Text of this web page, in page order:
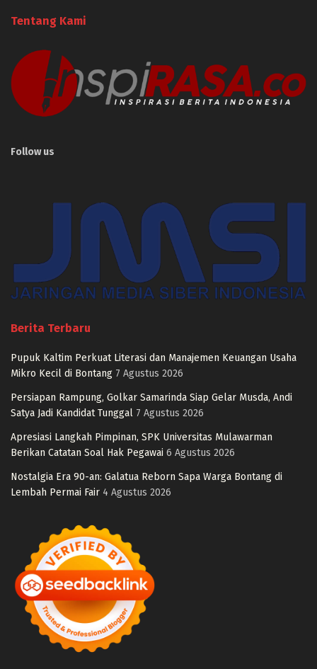
Tentang Kami
Follow us
Berita Terbaru
Pupuk Kaltim Perkuat Literasi dan Manajemen Keuangan Usaha
Mikro Kecil di Bontang 7 Agustus 2026
Persiapan Rampung, Golkar Samarinda Siap Gelar Musda, Andi
Satya Jadi Kandidat Tunggal 7 Agustus 2026
Apresiasi Langkah Pimpinan, SPK Universitas Mulawarman
Berikan Catatan Soal Hak Pegawai 6 Agustus 2026
Nostalgia Era 90-an: Galatua Reborn Sapa Warga Bontang di
Lembah Permai Fair 4 Agustus 2026